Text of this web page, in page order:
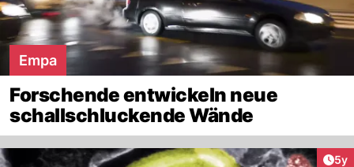
Empa
Forschende entwickeln neue
schallschluckende Wände
5y